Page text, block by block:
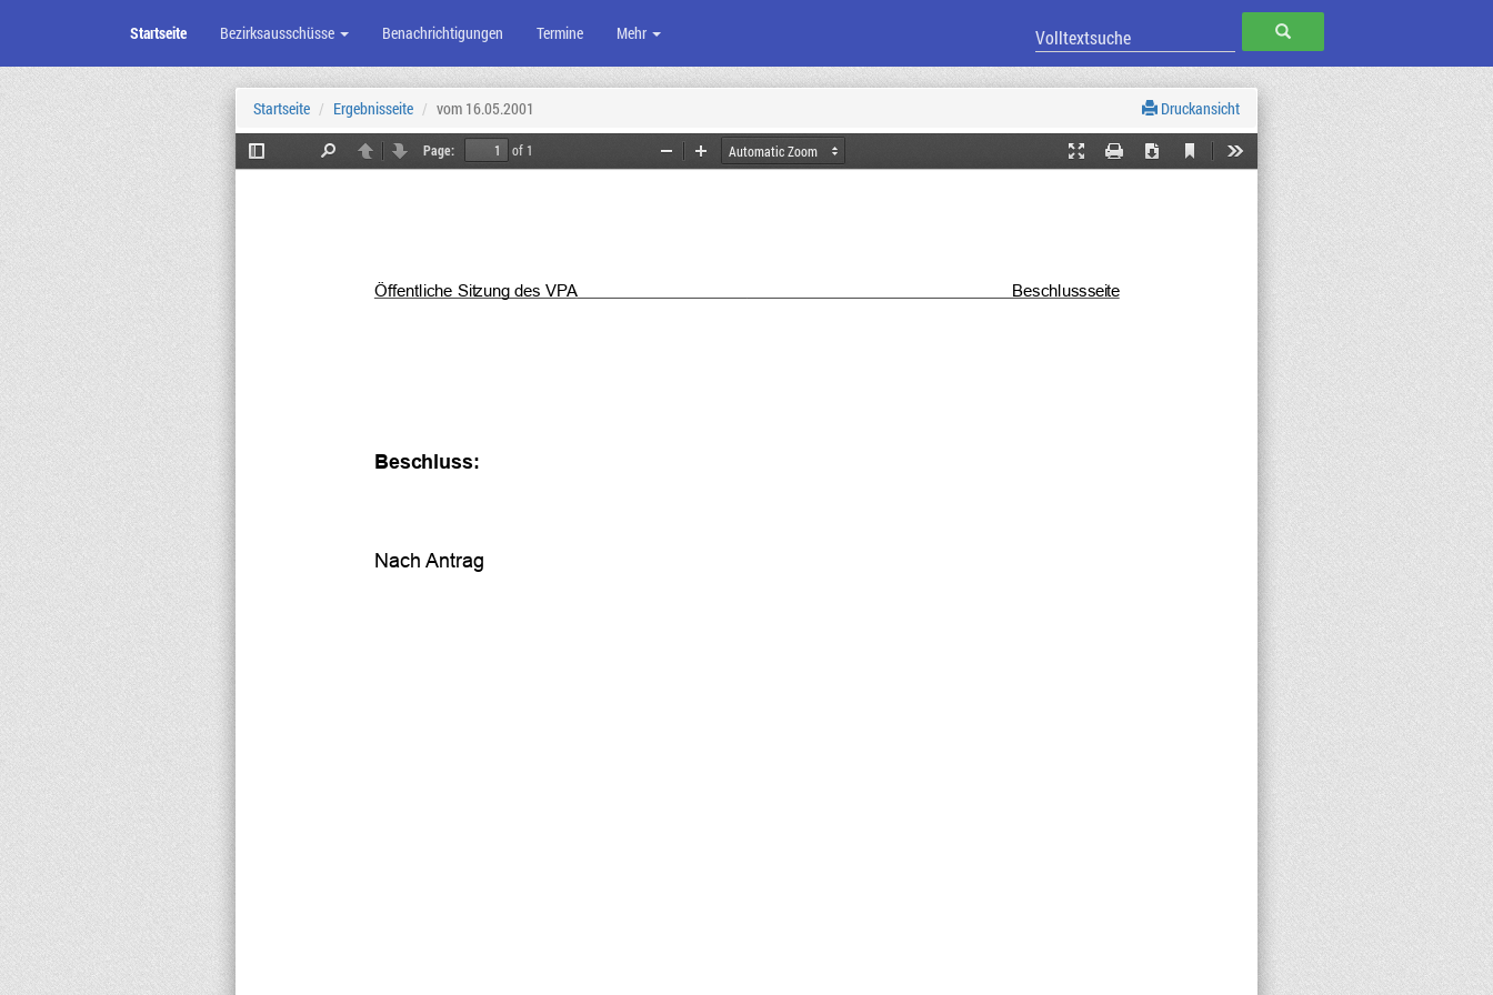
Zum
Seiteninhalt
SUCHEN
Startseite Bezirksausschüsse Benachrichtigungen Termine Mehr
Startseite Ergebnisseite vom 16.05.2001 Druckansicht
Toggle
Find PreviousNext
Page:
of 1
Presentation
Print Download
Current
Tools
Zoom Zoom
Öffentliche Sitzung des VPA Beschlussseite
Beschluss:
Nach Antrag